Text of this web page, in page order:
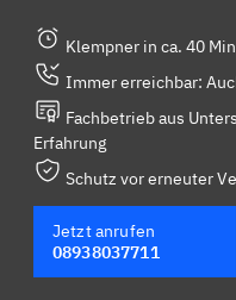
Klempner in ca. 40
Immer erreichbar:
Fachbetrieb aus
Erfahrung
Schutz vor erneuter
Jetzt anrufen
08938037711